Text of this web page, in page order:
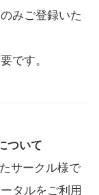
みご登録いた
です。
ついて
サークル様で
タルをご利用